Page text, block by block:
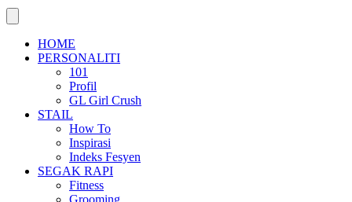
HOME
PERSONALITI
101
Profil
GL Girl Crush
STAIL
How To
Inspirasi
Indeks Fesyen
SEGAK RAPI
Fitness
Grooming